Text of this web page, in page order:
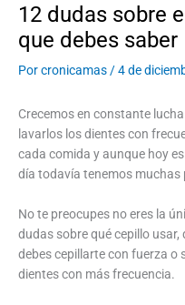
12 dudas sobre
que debes saber
Porcronicamas /4 de
Crecemos en constante
lavarlos los dientes con
cada comida y aunque hoy
día todavía tenemos muchas
No te preocupes no eres la
dudas sobre qué cepillo usar,
debes cepillarte con fuerza o
dientes con más frecuencia.